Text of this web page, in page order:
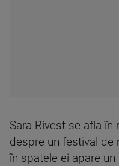
Sara Rivest se afla în
despre un festival de
în spatele ei apare